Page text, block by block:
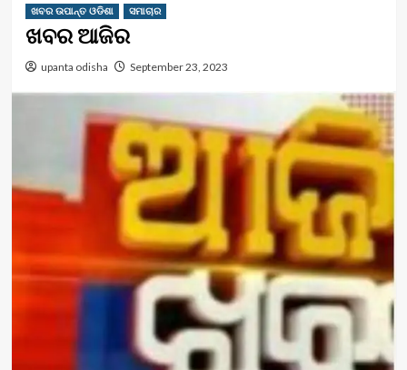
ଖବର ଉପାନ୍ତ ଓଡିଶା ସମାଚାର
ଖବର ଆଜିର
upanta odisha September 23, 2023